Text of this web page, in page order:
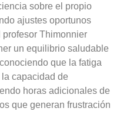
sobre el propio
ajustes oportunos
Thimonnier
un equilibrio saludable
que la fatiga
capacidad de
horas adicionales de
que generan frustración